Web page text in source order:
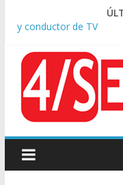
Tras la aprobación de
Causa AFA: el juez
traslado del expediente
A pocas cuadras de
colectivo: siete heridos
Día de San Cayetano:
sindicatos y
Pesar por la muerte
y conductor de TV